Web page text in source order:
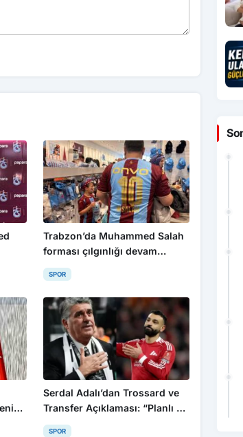
Trabzon’da Muhammed Salah
forması çılgınlığı devam
ediyor
SPOR
Serdal Adalı’dan Trossard ve
Transfer Açıklaması: “Planlı Bir
Şekilde İlerliyoruz”
SPOR